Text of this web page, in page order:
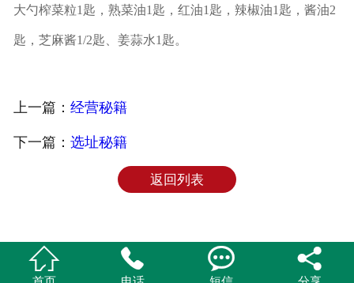
大勺榨菜粒1匙，熟菜油1匙，红油1匙，辣椒油1匙，酱油2
匙，芝麻酱1/2匙、姜蒜水1匙。
上一篇： 经营秘籍
下一篇： 选址秘籍
返回列表
   
老麻抄手，1999年，起源于重庆涪陵黄旗，为标识品牌，特定名为“渝记老麻
抄手”，经过近20多年的发展，加盟店遍布全国，为众多加盟商创造财富神